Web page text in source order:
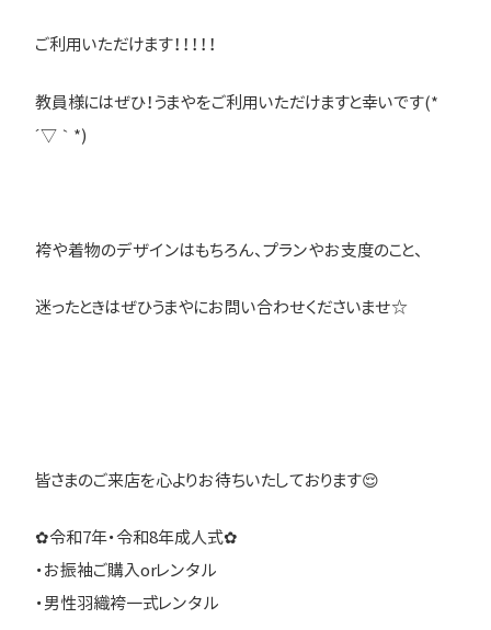
ご利用いただけます！！！！！
教員様にはぜひ！うまやをご利用いただけますと幸いです(*
´▽｀*)
袴や着物のデザインはもちろん、プランやお支度のこと、
迷ったときはぜひうまやにお問い合わせくださいませ☆
皆さまのご来店を心よりお待ちいたしております😌
✿令和7年・令和8年成人式✿
・お振袖ご購入orレンタル
・男性羽織袴一式レンタル